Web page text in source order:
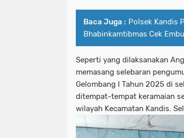
Baca Juga : Polsek Kandis
Bhabinkamtibmas Cek
Seperti yang dilaksanakan
memasang selebaran
Gelombang I Tahun 2025 di
ditempat-tempat keramaian
wilayah Kecamatan Kandis.